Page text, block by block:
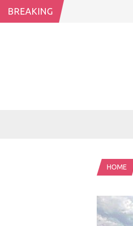
BREAKING
HOME